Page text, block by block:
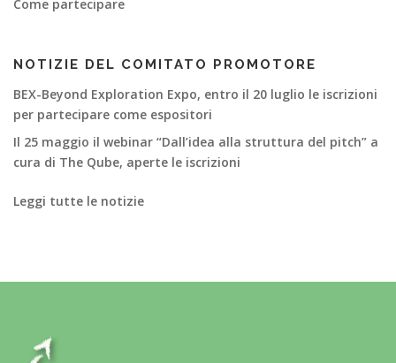
Come partecipare
NOTIZIE DEL COMITATO PROMOTORE
BEX-Beyond Exploration Expo, entro il 20 luglio le iscrizioni
per partecipare come espositori
Il 25 maggio il webinar “Dall’idea alla struttura del pitch” a
cura di The Qube, aperte le iscrizioni
Leggi tutte le notizie